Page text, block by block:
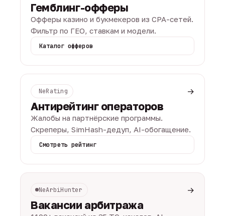
Гемблинг-офферы
Офферы казино и букмекеров из CPA-сетей.
Фильтр по ГЕО, ставкам и модели.
Каталог офферов
NeRating →
Антирейтинг операторов
Жалобы на партнёрские программы.
Скреперы, SimHash-дедуп, AI-обогащение.
Смотреть рейтинг
NeArbiHunter →
Вакансии арбитража